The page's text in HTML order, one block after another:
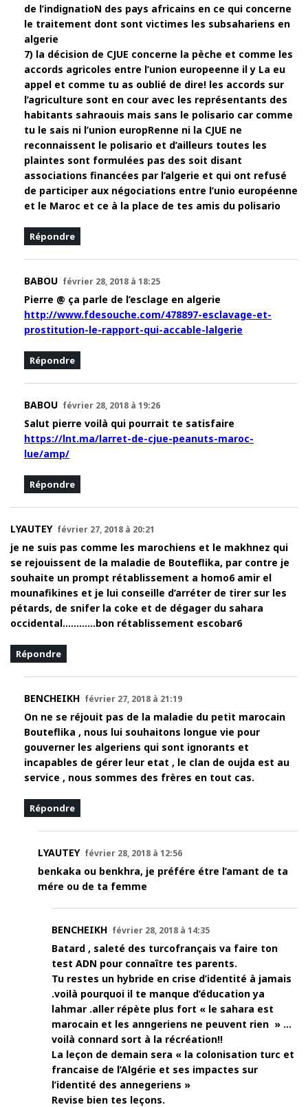
de l’indignatioN des pays africains en ce qui concerne
le traitement dont sont victimes les subsahariens en
algerie
7) la décision de CJUE concerne la pèche et comme les
accords agricoles entre l’union europeenne il y La eu
appel et comme tu as oublié de dire! les accords sur
l’agriculture sont en cour avec les représentants des
habitants sahraouis mais sans le polisario car comme
tu le sais ni l’union europRenne ni la CJUE ne
reconnaissent le polisario et d’ailleurs toutes les
plaintes sont formulées pas des soit disant
associations financées par l’algerie et qui ont refusé
de participer aux négociations entre l’unio européenne
et le Maroc et ce à la place de tes amis du polisario
Répondre
BABOU février 28, 2018 à 18:25
Pierre @ ça parle de l’esclage en algerie
http://www.fdesouche.com/478897-esclavage-et-
prostitution-le-rapport-qui-accable-lalgerie
Répondre
BABOU février 28, 2018 à 19:26
Salut pierre voilà qui pourrait te satisfaire
https://lnt.ma/larret-de-cjue-peanuts-maroc-
lue/amp/
Répondre
LYAUTEY février 27, 2018 à 20:21
je ne suis pas comme les marochiens et le makhnez qui
se rejouissent de la maladie de Bouteflika, par contre je
souhaite un prompt rétablissement a homo6 amir el
mounafikines et je lui conseille d’arréter de tirer sur les
pétards, de snifer la coke et de dégager du sahara
occidental…………bon rétablissement escobar6
Répondre
BENCHEIKH février 27, 2018 à 21:19
On ne se réjouit pas de la maladie du petit marocain
Bouteflika , nous lui souhaitons longue vie pour
gouverner les algeriens qui sont ignorants et
incapables de gérer leur etat , le clan de oujda est au
service , nous sommes des frères en tout cas.
Répondre
LYAUTEY février 28, 2018 à 12:56
benkaka ou benkhra, je préfére étre l’amant de ta
mére ou de ta femme
BENCHEIKH février 28, 2018 à 14:35
Batard , saleté des turcofrançais va faire ton
test ADN pour connaître tes parents.
Tu restes un hybride en crise d’identité à jamais
.voilà pourquoi il te manque d’éducation ya
lahmar .aller répète plus fort « le sahara est
marocain et les anngeriens ne peuvent rien » …
voilà connard sort à la récréation!!
La leçon de demain sera « la colonisation turc et
francaise de l’Algérie et ses impactes sur
l’identité des annegeriens »
Revise bien tes leçons.